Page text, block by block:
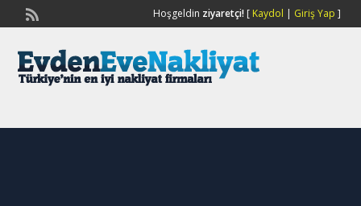
Hoşgeldin ziyaretçi![ Kaydol | Giriş Yap ]